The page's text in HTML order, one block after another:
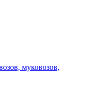
муковозов,